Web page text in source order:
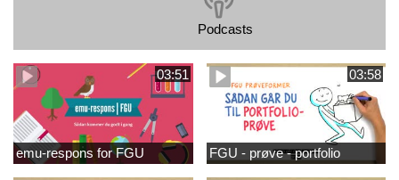
Podcasts
03:51
emu-respons for FGU
03:58
FGU - prøve - portfolio